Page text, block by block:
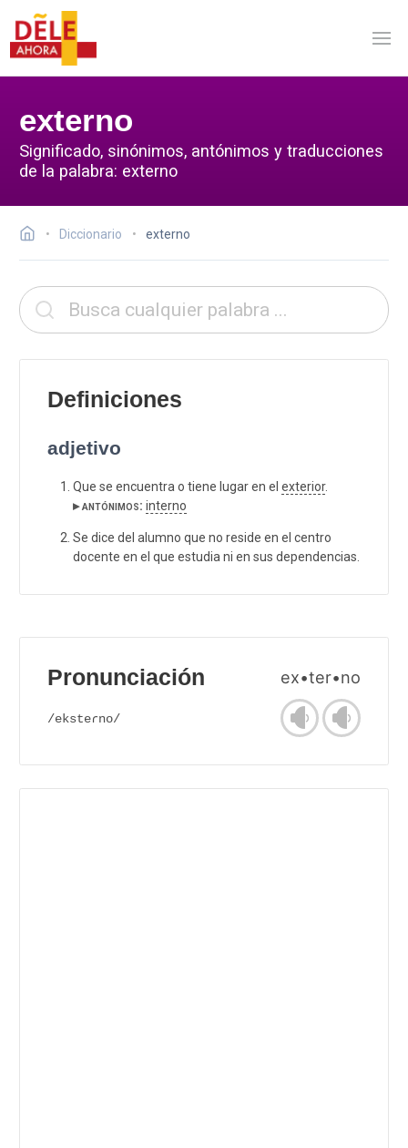
externo
Significado, sinónimos, antónimos y traducciones
de la palabra: externo
Diccionario externo
Definiciones
adjetivo
Que se encuentra o tiene lugar en el exterior.
▸ antónimos: interno
Se dice del alumno que no reside en el centro
docente en el que estudia ni en sus dependencias.
Pronunciación ex•ter•no
/eksteɾno/